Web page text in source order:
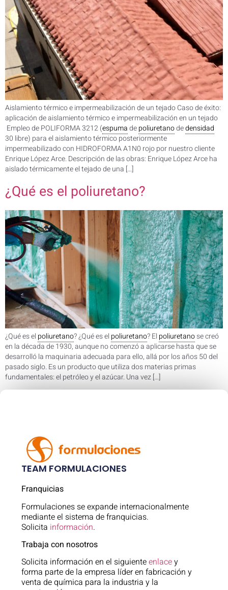
Aislamiento térmico e impermeabilización de un tejado Caso de éxito:
aplicación de aislamiento térmico e impermeabilización en un tejado
Empleo de POLIFORMA 3212 (espumadepoliuretanodedensidad
30 libre) para el aislamiento térmico posteriormente
impermeabilizado con HIDROFORMA A1N0 rojo por nuestro cliente
Enrique López Arce. Descripción de las obras: Enrique López Arce ha
aislado térmicamente el tejado de una […]
¿Qué es el poliuretano?
¿Qué es el poliuretano? ¿Qué es el poliuretano? El poliuretanose creó
en la década de 1930, aunque no comenzó a aplicarse hasta que se
desarrolló la maquinaria adecuada para ello, allá por los años 50 del
pasado siglo. Es un producto que utiliza dos materias primas
fundamentales: el petróleo y el azúcar. Una vez […]
TEAM FORMULACIONES
Franquicias
Formulaciones se expande internacionalmente
mediante el sistema de franquicias.
Solicita información.
Trabaja con nosotros
Solicita información en el siguienteenlacey
forma parte de la empresa líder en fabricación y
venta de química para la industria y la